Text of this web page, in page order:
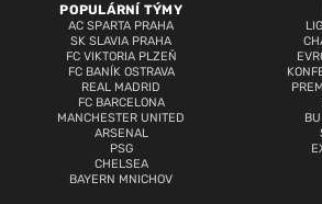
POPULÁRNÍ TÝMY
AC SPARTA PRAHA
SK SLAVIA PRAHA
FC VIKTORIA PLZEŇ
FC BANÍK OSTRAVA
REAL MADRID
FC BARCELONA
MANCHESTER UNITED
ARSENAL
PSG
CHELSEA
BAYERN MNICHOV